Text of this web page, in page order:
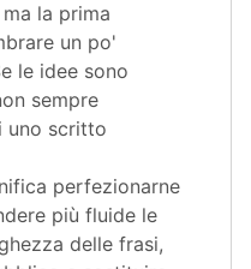
la prima
un po'
le idee sono
sempre
uno scritto
perfezionarne
più fluide le
delle frasi,